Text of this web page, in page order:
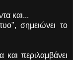
και...
σημειώνει το
και περιλαμβάνει